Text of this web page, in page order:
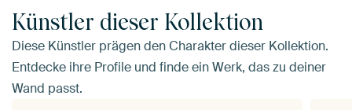
Künstler dieser Kollektion
Diese Künstler prägen den Charakter dieser Kollektion.
Entdecke ihre Profile und finde ein Werk, das zu deiner
Wand passt.